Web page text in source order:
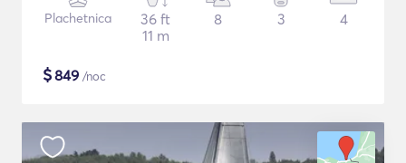
Plachetnica
36 ft
11 m
8 3 4
$849 /noc